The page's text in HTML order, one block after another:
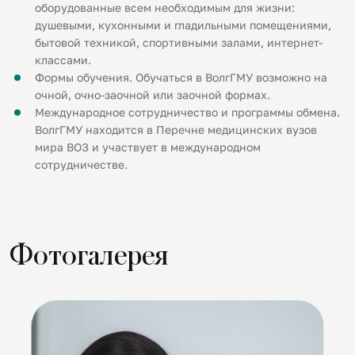
оборудованные всем необходимым для жизни:
душевыми, кухонными и гладильными помещениями,
бытовой техникой, спортивными залами, интернет-
классами.
Формы обучения. Обучаться в ВолгГМУ возможно на
очной, очно-заочной или заочной формах.
Международное сотрудничество и программы обмена.
ВолгГМУ находится в Перечне медицинских вузов
мира ВОЗ и участвует в международном
сотрудничестве.
Фотогалерея